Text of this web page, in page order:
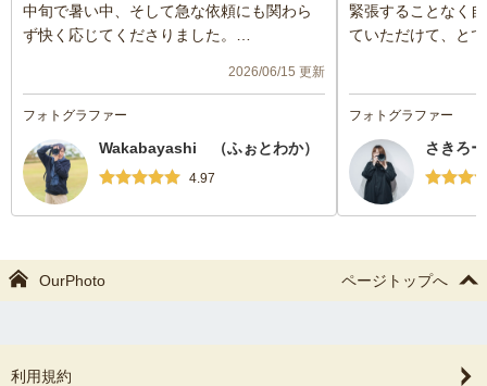
中旬で暑い中、そして急な依頼にも関わら
ず快く応じてくださりました。
クスして撮影することができました。一瞬
の笑顔も逃さずに撮っていただき、素晴ら
スピーディかつ、たくさんの枚数を納品し
ていただきありがとうございました。レタ
ッチも素敵な風合いで大変満足です。
いました。この度は本当にありがとうござ
2026/06/15 更新
フォトグラファー
Wakabayashi （ふぉとわか）
4.97
緊張することなく
ていただけて、と
ございます。仕上
頼して良かったで
フォトグラファー
さきろー
OurPhoto ページトップへ
利用規約